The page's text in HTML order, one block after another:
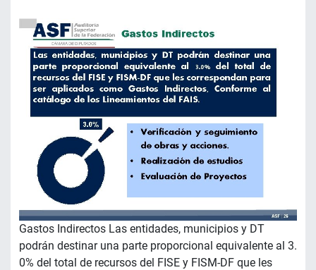
Gastos Indirectos Las entidades, municipios y DT
podrán destinar una parte proporcional equivalente al 3.
0% del total de recursos del FISE y FISM-DF que les